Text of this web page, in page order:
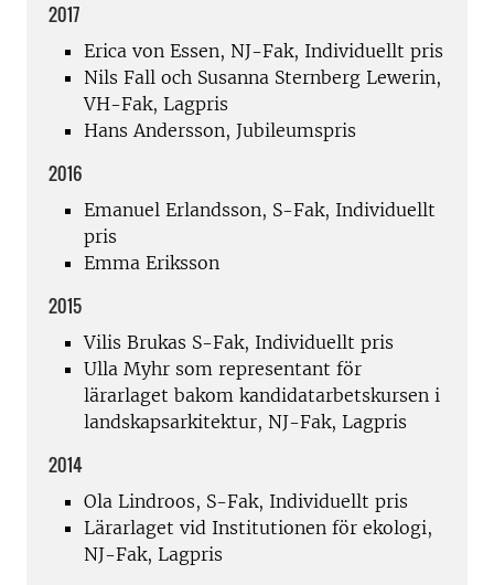
2017
Erica von Essen, NJ-Fak, Individuellt pris
Nils Fall och Susanna Sternberg Lewerin,
VH-Fak, Lagpris
Hans Andersson, Jubileumspris
2016
Emanuel Erlandsson, S-Fak, Individuellt
pris
Emma Eriksson
2015
Vilis Brukas S-Fak, Individuellt pris
Ulla Myhr som representant för
lärarlaget bakom kandidatarbetskursen i
landskapsarkitektur, NJ-Fak, Lagpris
2014
Ola Lindroos, S-Fak, Individuellt pris
Lärarlaget vid Institutionen för ekologi,
NJ-Fak, Lagpris